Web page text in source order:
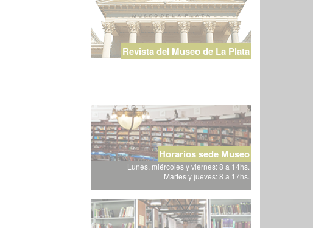
Revista del Museo de La Plata
Horarios sede Museo
Lunes, miércoles y viernes: 8 a 14hs.
Martes y jueves: 8 a 17hs.